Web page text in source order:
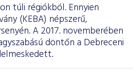
túli régiókból. Ennyien
(KEBA) népszerű,
A 2017. novemberében
döntőn a Debreceni